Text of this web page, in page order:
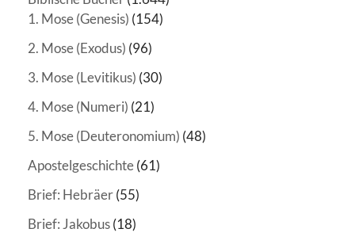
1. Mose (Genesis) (154)
2. Mose (Exodus) (96)
3. Mose (Levitikus) (30)
4. Mose (Numeri) (21)
5. Mose (Deuteronomium) (48)
Apostelgeschichte(61)
Brief: Hebräer(55)
Brief: Jakobus(18)